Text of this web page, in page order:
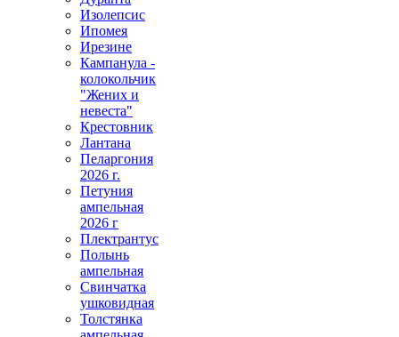
Изолепсис
Ипомея
Ирезине
Кампанула -
колокольчик
"Жених и
невеста"
Крестовник
Лантана
Пеларгония
2026 г.
Петуния
ампельная
2026 г
Плектрантус
Полынь
ампельная
Свинчатка
ушковидная
Толстянка